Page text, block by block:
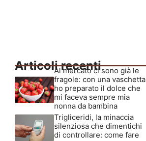
Articoli recenti
Al mercato ci sono già le
fragole: con una vaschetta
ho preparato il dolce che
mi faceva sempre mia
nonna da bambina
Trigliceridi, la minaccia
silenziosa che dimentichi
di controllare: come fare